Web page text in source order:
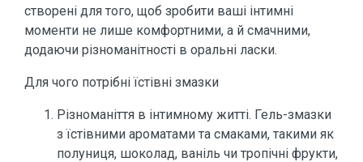
створені для того, щоб зробити ваші інтимні
моменти не лише комфортними, а й смачними,
додаючи різноманітності в оральні ласки.
Для чого потрібні їстівні змазки
Різноманіття в інтимному житті. Гель-змазки
з їстівними ароматами та смаками, такими як
полуниця, шоколад, ваніль чи тропічні фрукти,